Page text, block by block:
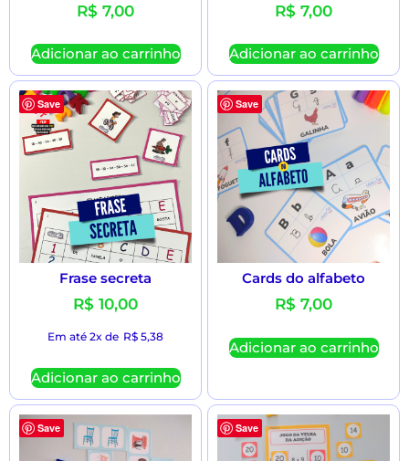
R$ 7,00
Adicionar ao carrinho
R$ 7,00
Adicionar ao carrinho
Save
Frase secreta
R$ 10,00
Em até 2x de R$ 5,38
Adicionar ao carrinho
Save
Cards do alfabeto
R$ 7,00
Adicionar ao carrinho
Save Save